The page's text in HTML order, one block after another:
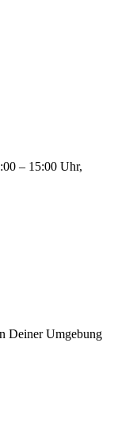
– 15:00 Uhr,